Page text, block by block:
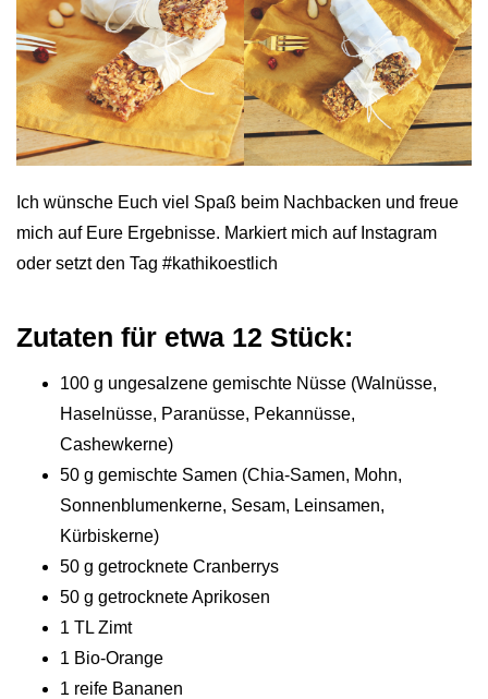
Ich wünsche Euch viel Spaß beim Nachbacken und freue
mich auf Eure Ergebnisse. Markiert mich auf Instagram
oder setzt den Tag #kathikoestlich
Zutaten für etwa 12 Stück:
100 g ungesalzene gemischte Nüsse (Walnüsse,
Haselnüsse, Paranüsse, Pekannüsse,
Cashewkerne)
50 g gemischte Samen (Chia-Samen, Mohn,
Sonnenblumenkerne, Sesam, Leinsamen,
Kürbiskerne)
50 g getrocknete Cranberrys
50 g getrocknete Aprikosen
1 TL Zimt
1 Bio-Orange
1 reife Bananen